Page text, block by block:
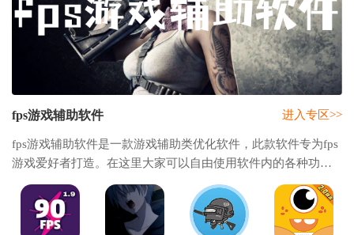
fps游戏辅助软件
fps游戏辅助软件是一款游戏辅助类优化软件，此款软件专为fps
游戏爱好者打造。在这里大家可以自由使用软件内的各种功
能，比如优化游戏画质，帧率，分辨率等等参数，还为大家提
供了多种不同风格的准星样式。除此之外还
进入专区>>